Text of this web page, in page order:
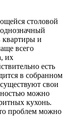
столовой
квартиры и
всего
их
есть
в собранном
свои
можно
кухонь.
проблем можно